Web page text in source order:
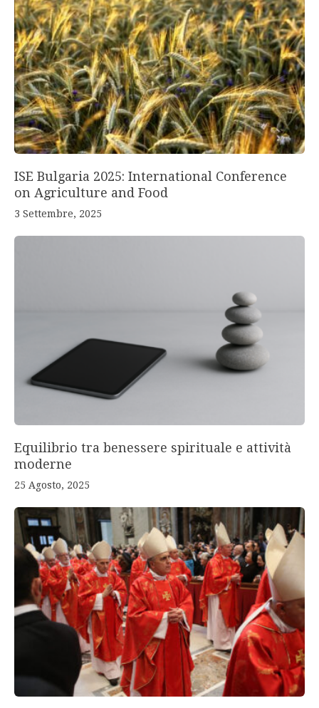
ISE Bulgaria 2025: International Conference
on Agriculture and Food
3 Settembre, 2025
Equilibrio tra benessere spirituale e attività
moderne
25 Agosto, 2025